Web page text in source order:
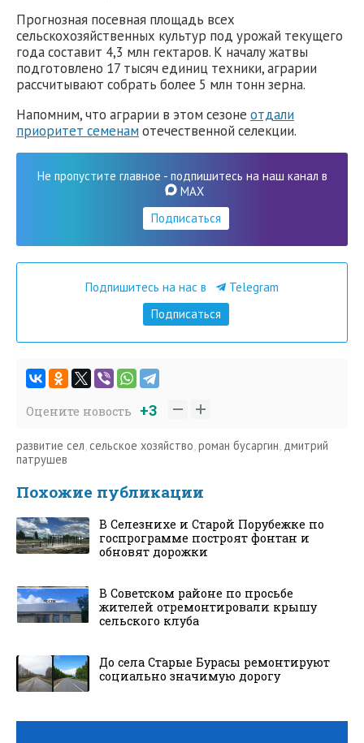
Прогнозная посевная площадь всех
сельскохозяйственных культур под урожай текущего
года составит 4,3 млн гектаров. К началу жатвы
подготовлено 17 тысяч единиц техники, аграрии
рассчитывают собрать более 5 млн тонн зерна.
Напомним, что аграрии в этом сезоне отдали
приоритет семенам отечественной селекции.
Не пропустите главное - подпишитесь на наш канал в
MAX
Подписаться
Подпишитесь на нас в
Telegram
Подписаться
Оцените новость +3
развитие сел, сельское хозяйство,роман бусаргин, дмитрий
патрушев
Похожие публикации
В Селезнихе и Старой Порубежке по
госпрограмме построят фонтан и
обновят дорожки
В Советском районе по просьбе
жителей отремонтировали крышу
сельского клуба
До села Старые Бурасы ремонтируют
социально значимую дорогу